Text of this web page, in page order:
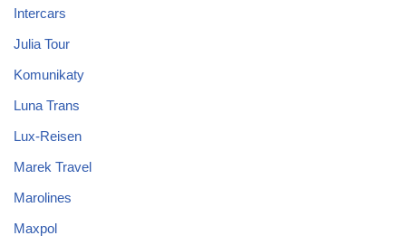
Intercars
Julia Tour
Komunikaty
Luna Trans
Lux-Reisen
Marek Travel
Marolines
Maxpol